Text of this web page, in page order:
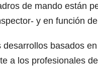
de mando están
y en función
basados
a los profesionales